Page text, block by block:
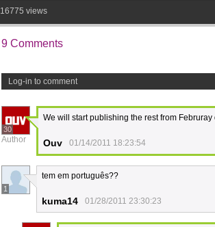
16775 views
9 Comments
Log-in to comment
30
Author
We will start publishing the rest from
Ouv 01/14/2011 18:23:54
1
tem em português??
kuma14 01/28/2011 23:30:23